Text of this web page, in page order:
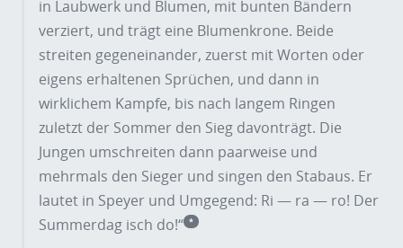
in Laubwerk und Blumen, mit bunten Bändern
verziert, und trägt eine Blumenkrone. Beide
streiten gegeneinander, zuerst mit Worten oder
eigens erhaltenen Sprüchen, und dann in
wirklichem Kampfe, bis nach langem Ringen
zuletzt der Sommer den Sieg davonträgt. Die
Jungen umschreiten dann paarweise und
mehrmals den Sieger und singen den Stabaus. Er
lautet in Speyer und Umgegend: Ri — ra — ro! Der
Summerdag isch do!“ *